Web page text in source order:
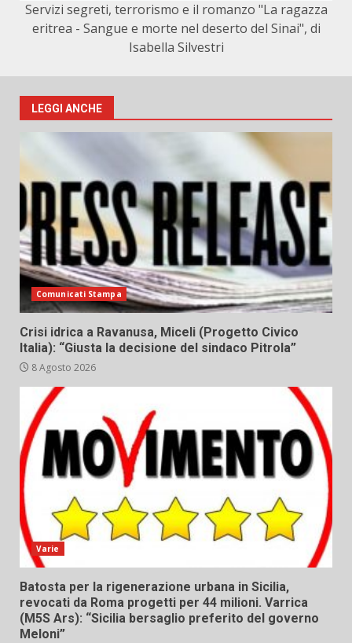
Servizi segreti, terrorismo e il romanzo "La ragazza
eritrea - Sangue e morte nel deserto del Sinai", di
Isabella Silvestri
LEGGI ANCHE
Comunicati Stampa
Crisi idrica a Ravanusa, Miceli (Progetto Civico
Italia): “Giusta la decisione del sindaco Pitrola”
8 Agosto 2026
Varie
Batosta per la rigenerazione urbana in Sicilia,
revocati da Roma progetti per 44 milioni. Varrica
(M5S Ars): “Sicilia bersaglio preferito del governo
Meloni”